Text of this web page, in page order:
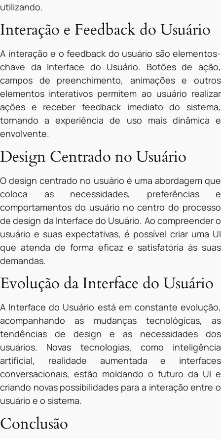
utilizando.
Interação e Feedback do Usuário
A interação e o feedback do usuário são elementos-
chave da Interface do Usuário. Botões de ação,
campos de preenchimento, animações e outros
elementos interativos permitem ao usuário realizar
ações e receber feedback imediato do sistema,
tornando a experiência de uso mais dinâmica e
envolvente.
Design Centrado no Usuário
O design centrado no usuário é uma abordagem que
coloca as necessidades, preferências e
comportamentos do usuário no centro do processo
de design da Interface do Usuário. Ao compreender o
usuário e suas expectativas, é possível criar uma UI
que atenda de forma eficaz e satisfatória às suas
demandas.
Evolução da Interface do Usuário
A Interface do Usuário está em constante evolução,
acompanhando as mudanças tecnológicas, as
tendências de design e as necessidades dos
usuários. Novas tecnologias, como inteligência
artificial, realidade aumentada e interfaces
conversacionais, estão moldando o futuro da UI e
criando novas possibilidades para a interação entre o
usuário e o sistema.
Conclusão